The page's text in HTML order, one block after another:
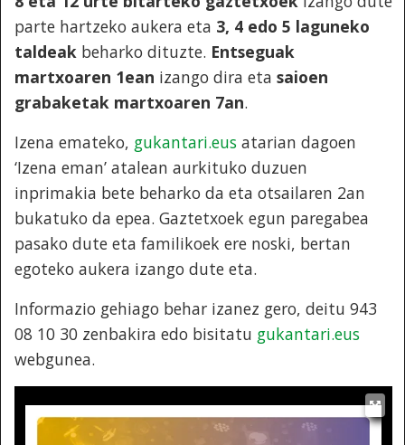
parte hartzeko aukera eta 3, 4 edo 5 laguneko
taldeak beharko dituzte. Entseguak
martxoaren 1ean izango dira eta saioen
grabaketak martxoaren 7an.
Izena emateko, gukantari.eus atarian dagoen
‘Izena eman’ atalean aurkituko duzuen
inprimakia bete beharko da eta otsailaren 2an
bukatuko da epea. Gaztetxoek egun paregabea
pasako dute eta familikoek ere noski, bertan
egoteko aukera izango dute eta.
Informazio gehiago behar izanez gero, deitu 943
08 10 30 zenbakira edo bisitatu gukantari.eus
webgunea.